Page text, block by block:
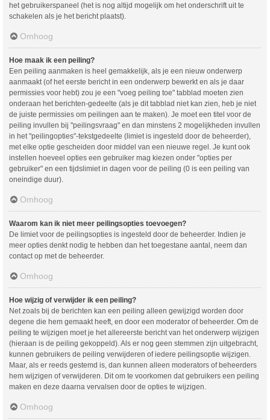
het gebruikerspaneel (het is nog altijd mogelijk om het onderschrift uit te
schakelen als je het bericht plaatst).
Omhoog
Hoe maak ik een peiling?
Een peiling aanmaken is heel gemakkelijk, als je een nieuw onderwerp
aanmaakt (of het eerste bericht in een onderwerp bewerkt en als je daar
permissies voor hebt) zou je een "voeg peiling toe" tabblad moeten zien
onderaan het berichten-gedeelte (als je dit tabblad niet kan zien, heb je niet
de juiste permissies om peilingen aan te maken). Je moet een titel voor de
peiling invullen bij "peilingsvraag" en dan minstens 2 mogelijkheden invullen
in het "peilingopties"-tekstgedeelte (limiet is ingesteld door de beheerder),
met elke optie gescheiden door middel van een nieuwe regel. Je kunt ook
instellen hoeveel opties een gebruiker mag kiezen onder "opties per
gebruiker" en een tijdslimiet in dagen voor de peiling (0 is een peiling van
oneindige duur).
Omhoog
Waarom kan ik niet meer peilingsopties toevoegen?
De limiet voor de peilingsopties is ingesteld door de beheerder. Indien je
meer opties denkt nodig te hebben dan het toegestane aantal, neem dan
contact op met de beheerder.
Omhoog
Hoe wijzig of verwijder ik een peiling?
Net zoals bij de berichten kan een peiling alleen gewijzigd worden door
degene die hem gemaakt heeft, en door een moderator of beheerder. Om de
peiling te wijzigen moet je het allereerste bericht van het onderwerp wijzigen
(hieraan is de peiling gekoppeld). Als er nog geen stemmen zijn uitgebracht,
kunnen gebruikers de peiling verwijderen of iedere peilingsoptie wijzigen.
Maar, als er reeds gestemd is, dan kunnen alleen moderators of beheerders
hem wijzigen of verwijderen. Dit om te voorkomen dat gebruikers een peiling
maken en deze daarna vervalsen door de opties te wijzigen.
Omhoog